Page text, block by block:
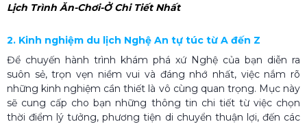
Lịch Trình Ăn-Chơi-Ở Chi Tiết Nhất
2. Kinh nghiệm du lịch Nghệ An tự túc từ A đến Z
Để chuyến hành trình khám phá xứ Nghệ của bạn diễn ra
suôn sẻ, trọn vẹn niềm vui và đáng nhớ nhất, việc nắm rõ
những kinh nghiệm cần thiết là vô cùng quan trọng. Mục này
sẽ cung cấp cho bạn những thông tin chi tiết từ việc chọn
thời điểm lý tưởng, phương tiện di chuyển thuận lợi, đến các